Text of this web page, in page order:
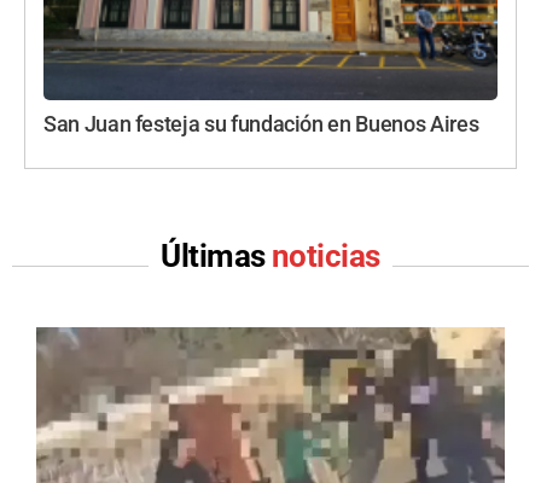
San Juan festeja su fundación en Buenos Aires
Últimas noticias